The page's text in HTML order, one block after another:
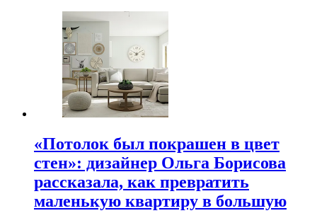
«Потолок был покрашен в цвет
стен»: дизайнер Ольга Борисова
рассказала, как превратить
маленькую квартиру в большую